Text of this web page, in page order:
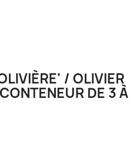
/ OLIVIER
DE 3 À